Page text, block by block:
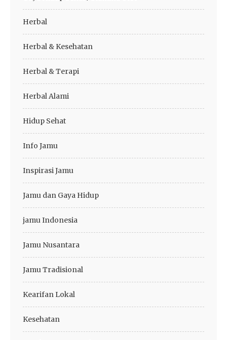
Herbal
Herbal & Kesehatan
Herbal & Terapi
Herbal Alami
Hidup Sehat
Info Jamu
Inspirasi Jamu
Jamu dan Gaya Hidup
jamu Indonesia
Jamu Nusantara
Jamu Tradisional
Kearifan Lokal
Kesehatan